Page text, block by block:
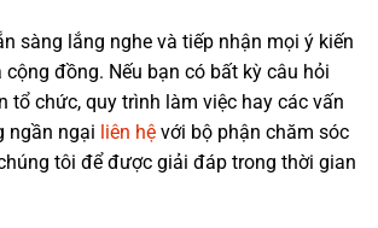
sàng lắng nghe và tiếp nhận mọi ý kiến
đồng. Nếu bạn có bất kỳ câu hỏi
tổ chức, quy trình làm việc hay các vấn
ngần ngại liên hệ với bộ phận chăm sóc
tôi để được giải đáp trong thời gian